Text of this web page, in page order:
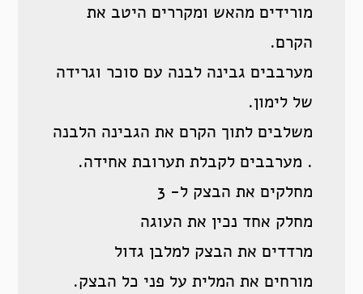
מורידים מהאש ומקררים היטב את
הקרם.
מערבבים גבינה לבנה עם סוכר וגרידה
של לימון.
משלבים לתוך הקרם את הגבינה הלבנה
. מערבבים לקבלת תערובת אחידה.
מחלקים את הבצק ל- 3
מחלק אחד נכין את העוגה
מרדדים את הבצק למלבן גדול
מורחים את המלית על פני כל הבצק.